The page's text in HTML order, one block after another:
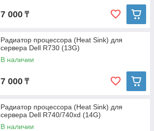
7 000 ₸
Радиатор процессора (Heat Sink) для
сервера Dell R730 (13G)
В наличии
7 000 ₸
Радиатор процессора (Heat Sink) для
сервера Dell R740/740xd (14G)
В наличии